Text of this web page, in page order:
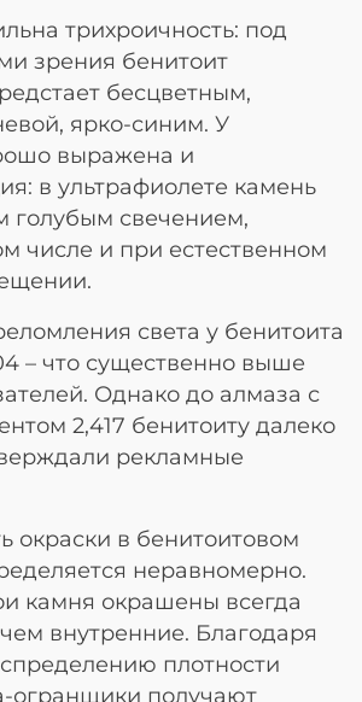
трихроичность: под
зрения бенитоит
бесцветным,
ярко-синим. У
выражена и
в ультрафиолете камень
голубым свечением,
числе и при естественном
света у бенитоита
– что существенно выше
Однако до алмаза с
2,417 бенитоиту далеко
рекламные
окраски в бенитоитовом
неравномерно.
камня окрашены всегда
внутренние. Благодаря
плотности
огранщики получают